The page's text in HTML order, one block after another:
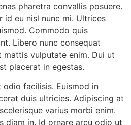
pharetra convallis posuere.
id eu nisl nunc mi. Ultrices
Commodo quis
Libero nunc consequat
mattis vulputate enim. Dui ut
placerat in egestas.
facilisis. Euismod in
duis ultricies. Adipiscing at
varius morbi enim.
diam in. Id ornare arcu odio ut